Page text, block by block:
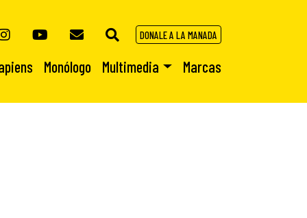
DONALE A LA MANADA
Monólogo Multimedia Marcas